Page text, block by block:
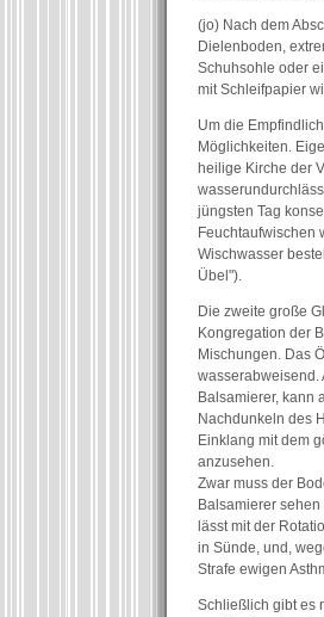
(jo) Nach dem
Dielenboden,
Schuhsohle oder
mit Schleifpapier
Um die
Möglichkeiten.
heilige Kirche der
jüngsten Tag
Feuchtaufwischen
Wischwasser
Übel").
Die zweite große
Kongregation der
Mischungen. Das
wasserabweisend.
Balsamierer, kann
Nachdunkeln des
Einklang mit dem
anzusehen.
Zwar muss der
Balsamierer
lässt mit der
in Sünde, und,
Strafe ewigen
Schließlich gibt es